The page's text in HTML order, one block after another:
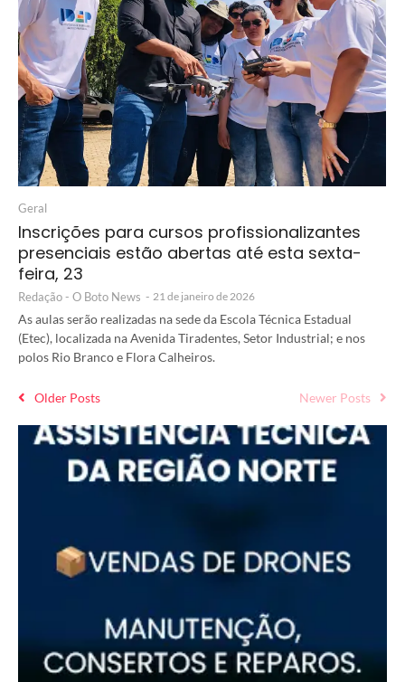
Geral
Inscrições para cursos profissionalizantes
presenciais estão abertas até esta sexta-
feira, 23
Redação - O Boto News - 21 de janeiro de 2026
As aulas serão realizadas na sede da Escola Técnica Estadual
(Etec), localizada na Avenida Tiradentes, Setor Industrial; e nos
polos Rio Branco e Flora Calheiros.
Older Posts Newer Posts